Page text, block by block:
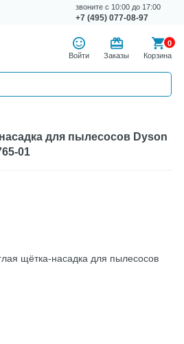
+7 (495) 077-08-97
звоните с 10:00 до 17:00
Войти Заказы
0
Корзина
для пылесосов Dyson
01